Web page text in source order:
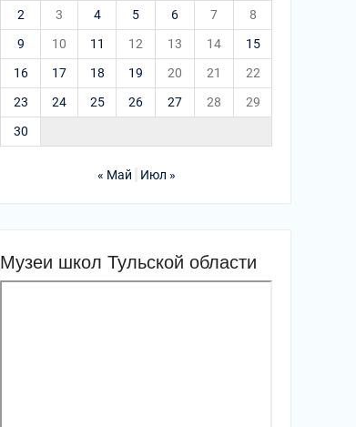
2
3 4 5 6 7
8
9
10 11 12 13 14
15
16
17 18 19 20 21
22
23
24 25 26 27 28
29
30
« Май Июл »
Музеи школ Тульской области